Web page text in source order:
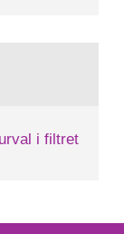
i filtret